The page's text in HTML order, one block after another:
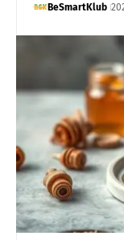
BeSmartKlub